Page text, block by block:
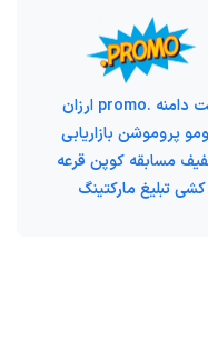
ثبت دامنه .promo ارزان
پروموشن بازاریابی
مسابقه کوپن قرعه
کشی تبلیغ مارکتینگ